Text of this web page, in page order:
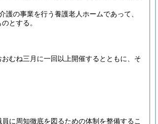
の事業を行う養護老人ホームであって、
とする。
むね三月に一回以上開催するとともに、そ
に周知徹底を図るための体制を整備するこ